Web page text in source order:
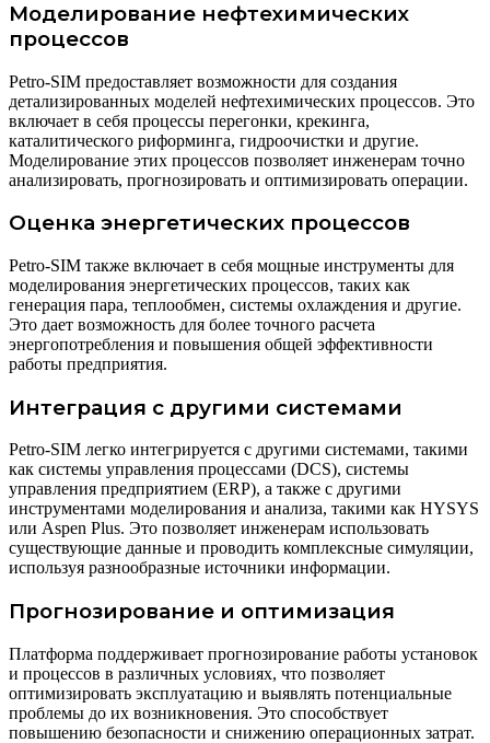
Моделирование нефтехимических
процессов
Petro-SIM предоставляет возможности для создания
детализированных моделей нефтехимических процессов. Это
включает в себя процессы перегонки, крекинга,
каталитического риформинга, гидроочистки и другие.
Моделирование этих процессов позволяет инженерам точно
анализировать, прогнозировать и оптимизировать операции.
Оценка энергетических процессов
Petro-SIM также включает в себя мощные инструменты для
моделирования энергетических процессов, таких как
генерация пара, теплообмен, системы охлаждения и другие.
Это дает возможность для более точного расчета
энергопотребления и повышения общей эффективности
работы предприятия.
Интеграция с другими системами
Petro-SIM легко интегрируется с другими системами, такими
как системы управления процессами (DCS), системы
управления предприятием (ERP), а также с другими
инструментами моделирования и анализа, такими как HYSYS
или Aspen Plus. Это позволяет инженерам использовать
существующие данные и проводить комплексные симуляции,
используя разнообразные источники информации.
Прогнозирование и оптимизация
Платформа поддерживает прогнозирование работы установок
и процессов в различных условиях, что позволяет
оптимизировать эксплуатацию и выявлять потенциальные
проблемы до их возникновения. Это способствует
повышению безопасности и снижению операционных затрат.